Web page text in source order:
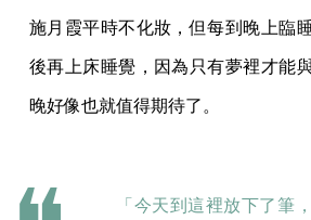
施月霞平時不化妝，但每到晚上臨
後再上床睡覺，因為只有夢裡才能
晚好像也就值得期待了。
「今天到這裡放下了筆